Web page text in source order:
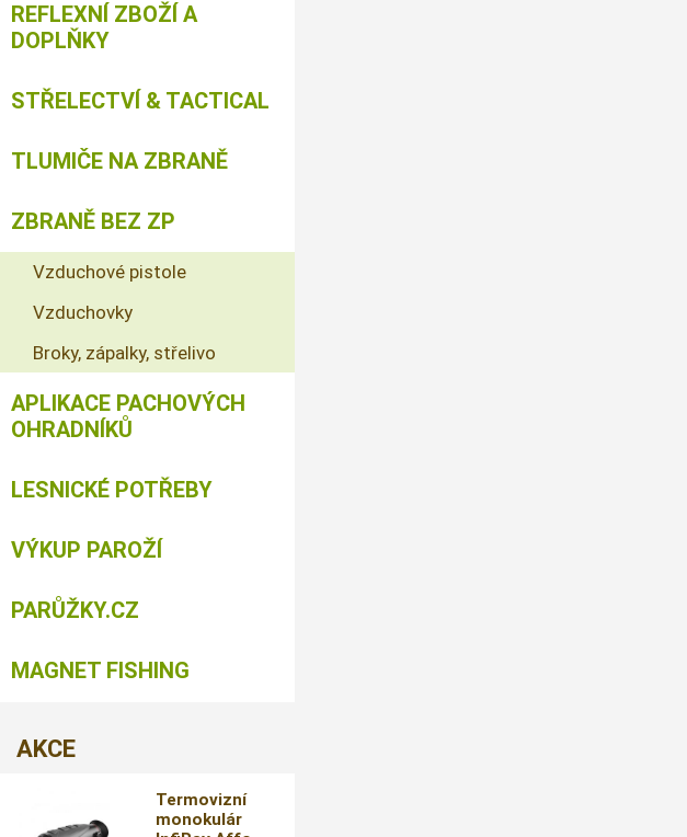
REFLEXNÍ ZBOŽÍ A
DOPLŇKY
STŘELECTVÍ & TACTICAL
TLUMIČE NA ZBRANĚ
ZBRANĚ BEZ ZP
Vzduchové pistole
Vzduchovky
Broky, zápalky, střelivo
APLIKACE PACHOVÝCH
OHRADNÍKŮ
LESNICKÉ POTŘEBY
VÝKUP PAROŽÍ
PARŮŽKY.CZ
MAGNET FISHING
AKCE
Termovizní
monokulár